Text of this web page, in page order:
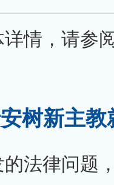
情，请参
树新主教
法律问题